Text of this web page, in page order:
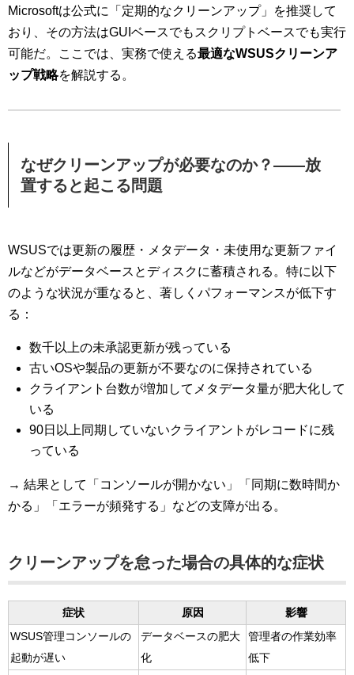
Microsoftは公式に「定期的なクリーンアップ」を推奨して
おり、その方法はGUIベースでもスクリプトベースでも実行
可能だ。ここでは、実務で使える最適なWSUSクリーンア
ップ戦略を解説する。
なぜクリーンアップが必要なのか？――放
置すると起こる問題
WSUSでは更新の履歴・メタデータ・未使用な更新ファイ
ルなどがデータベースとディスクに蓄積される。特に以下
のような状況が重なると、著しくパフォーマンスが低下す
る：
数千以上の未承認更新が残っている
古いOSや製品の更新が不要なのに保持されている
クライアント台数が増加してメタデータ量が肥大化して
いる
90日以上同期していないクライアントがレコードに残
っている
→ 結果として「コンソールが開かない」「同期に数時間か
かる」「エラーが頻発する」などの支障が出る。
クリーンアップを怠った場合の具体的な症状
症状 原因
影響
WSUS管理コンソールの
起動が遅い
データベースの肥大
化
管理者の作業効率
低下